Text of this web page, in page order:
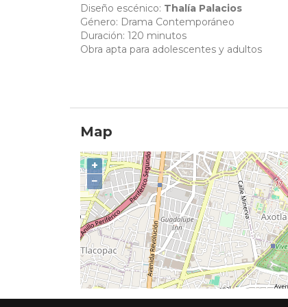
Diseño escénico: Thalía Palacios
Género: Drama Contemporáneo
Duración: 120 minutos
Obra apta para adolescentes y adultos
Map
+
−